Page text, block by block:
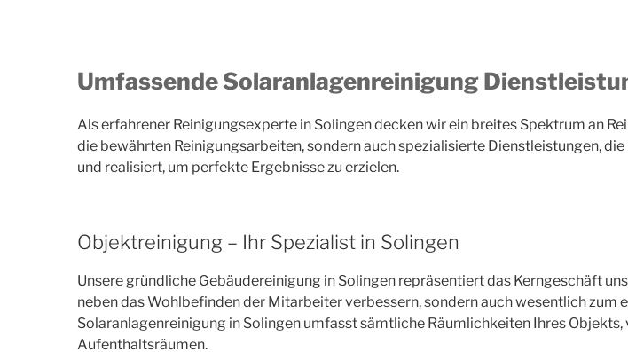
Umfassende Solaranlagenreinigung
Als erfahrener Reinigungsexperte in Solingen decken wir ein breites Spektrum an
die bewährten Reinigungsarbeiten, sondern auch spezialisierte Dienstleistungen,
und realisiert, um perfekte Ergebnisse zu erzielen.
Objektreinigung – Ihr Spezialist in Solingen
Unsere gründliche Gebäudereinigung in Solingen repräsentiert das Kerngeschäft
neben das Wohlbefinden der Mitarbeiter verbessern, sondern auch wesentlich
Solaranlagenreinigung in Solingen umfasst sämtliche Räumlichkeiten Ihres
Aufenthaltsräumen.